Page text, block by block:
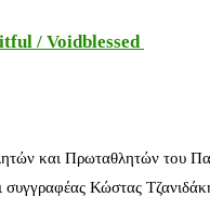
/ Voidblessed
και Πρωταθλητών του
Κώστας